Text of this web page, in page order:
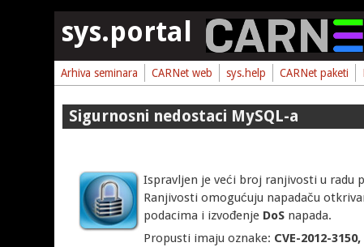
sys.portal
Arhiva seminara CARNet web sys.help CARNet paketi
Sigurnosni nedostaci MySQL-a
Ispravljen je veći broj ranjivosti u radu
Ranjivosti omogućuju napadaču
podacima i izvođenje DoS napada.
Propusti imaju oznake: CVE-2012-